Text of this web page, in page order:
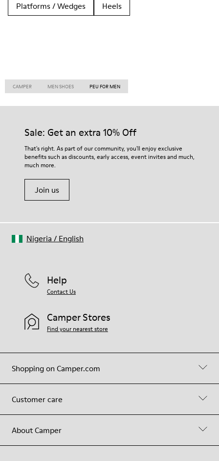
Platforms / Wedges
Heels
CAMPER MEN SHOES PEU FOR MEN
Sale: Get an extra 10% Off
That's right. As part of our community, you'll enjoy exclusive
benefits such as discounts, early access, event invites and much,
much more.
Join us
Shopping on Camper.com
Customer care
About Camper
Help
Contact Us
Camper Stores
Find your nearest store
Nigeria / English